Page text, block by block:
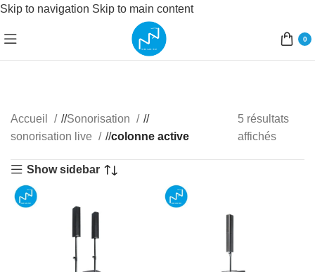
Skip to navigation Skip to main content
0
Accueil / Sonorisation
/
sonorisation live
/ colonne active
5 résultats
affichés
Show sidebar